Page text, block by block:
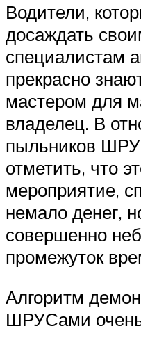
Водители,
досаждать
специалистам
прекрасно
мастером для
владелец. В
пыльников
отметить, что
мероприятие,
немало денег,
совершенно
промежуток
Алгоритм
ШРУСами